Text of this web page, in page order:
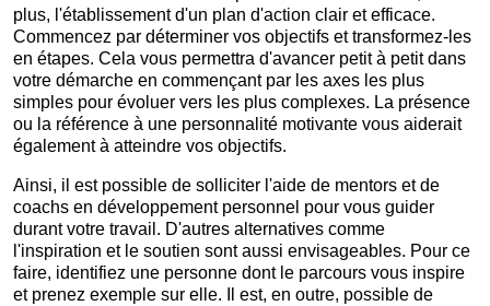
plus, l'établissement d'un plan d'action clair et efficace.
Commencez par déterminer vos objectifs et transformez-les
en étapes. Cela vous permettra d'avancer petit à petit dans
votre démarche en commençant par les axes les plus
simples pour évoluer vers les plus complexes. La présence
ou la référence à une personnalité motivante vous aiderait
également à atteindre vos objectifs.
Ainsi, il est possible de solliciter l'aide de mentors et de
coachs en développement personnel pour vous guider
durant votre travail. D'autres alternatives comme
l'inspiration et le soutien sont aussi envisageables. Pour ce
faire, identifiez une personne dont le parcours vous inspire
et prenez exemple sur elle. Il est, en outre, possible de